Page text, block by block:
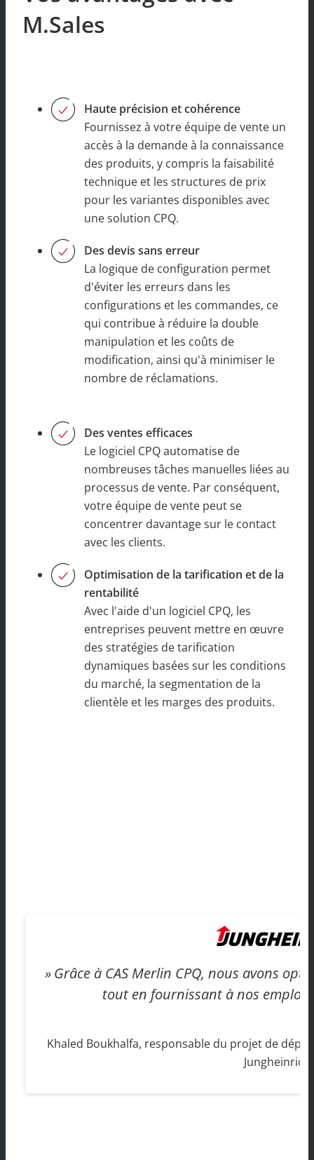
M.Sales
Haute précision et cohérence
Fournissez à votre équipe de vente un
accès à la demande à la connaissance
des produits, y compris la faisabilité
technique et les structures de prix
pour les variantes disponibles avec
une solution CPQ.
Des devis sans erreur
La logique de configuration permet
d'éviter les erreurs dans les
configurations et les commandes, ce
qui contribue à réduire la double
manipulation et les coûts de
modification, ainsi qu'à minimiser le
nombre de réclamations.
Des ventes efficaces
Le logiciel CPQ automatise de
nombreuses tâches manuelles liées au
processus de vente. Par conséquent,
votre équipe de vente peut se
concentrer davantage sur le contact
avec les clients.
Optimisation de la tarification et de la
rentabilité
Avec l'aide d'un logiciel CPQ, les
entreprises peuvent mettre en œuvre
des stratégies de tarification
dynamiques basées sur les conditions
du marché, la segmentation de la
clientèle et les marges des produits.
Grâce à CAS Merlin CPQ, nous avons
tout en fournissant à nos
Khaled Boukhalfa, responsable du projet de
Jungheinrich